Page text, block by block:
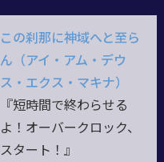
この刹那に神域へと至ら
ん（アイ・アム・デウ
ス・エクス・マキナ）
『短時間で終わらせる
よ！オーバークロック、
スタート！』